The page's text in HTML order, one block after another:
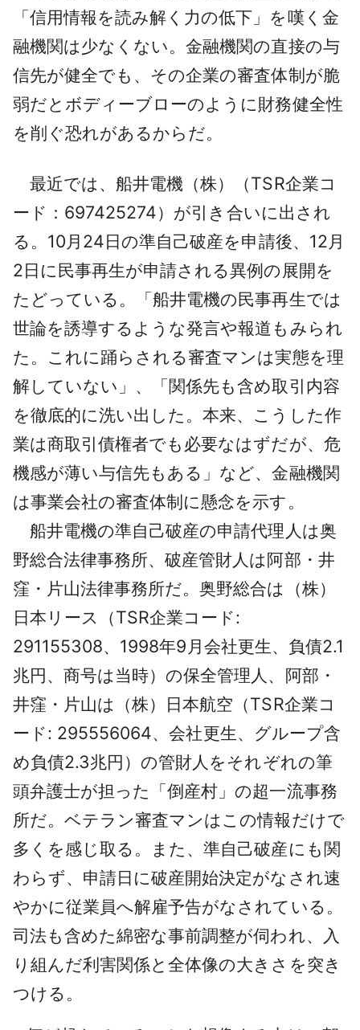
「信用情報を読み解く力の低下」を嘆く金
融機関は少なくない。金融機関の直接の与
信先が健全でも、その企業の審査体制が脆
弱だとボディーブローのように財務健全性
を削ぐ恐れがあるからだ。
最近では、船井電機（株）（TSR企業コ
ード：697425274）が引き合いに出され
る。10月24日の準自己破産を申請後、12月
2日に民事再生が申請される異例の展開を
たどっている。「船井電機の民事再生では
世論を誘導するような発言や報道もみられ
た。これに踊らされる審査マンは実態を理
解していない」、「関係先も含め取引内容
を徹底的に洗い出した。本来、こうした作
業は商取引債権者でも必要なはずだが、危
機感が薄い与信先もある」など、金融機関
は事業会社の審査体制に懸念を示す。
船井電機の準自己破産の申請代理人は奥
野総合法律事務所、破産管財人は阿部・井
窪・片山法律事務所だ。奥野総合は（株）
日本リース（TSR企業コード:
291155308、1998年9月会社更生、負債2.1
兆円、商号は当時）の保全管理人、阿部・
井窪・片山は（株）日本航空（TSR企業コ
ード: 295556064、会社更生、グループ含
め負債2.3兆円）の管財人をそれぞれの筆
頭弁護士が担った「倒産村」の超一流事務
所だ。ベテラン審査マンはこの情報だけで
多くを感じ取る。また、準自己破産にも関
わらず、申請日に破産開始決定がなされ速
やかに従業員へ解雇予告がなされている。
司法も含めた綿密な事前調整が伺われ、入
り組んだ利害関係と全体像の大きさを突き
つける。